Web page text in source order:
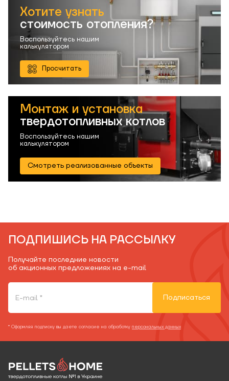
Хотите узнать
стоимость отопления?
Воспользуйтесь нашим
калькулятором
Просчитать
Монтаж и установка
твердотопливных котлов
Воспользуйтесь нашим
калькулятором
Смотреть реализованные объекты
ПОДПИШИСЬ НА РАССЫЛКУ
Получайте последние новости
об акционных предложениях на e-mail
Подписаться
* Оформляя подписку вы даете согласие на обработку персональных данных
кв
Необходимая
мощность, кВт